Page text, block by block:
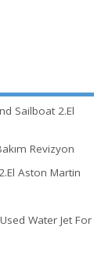
Sailboat 2.El
Revizyon
Aston Martin
Water Jet For